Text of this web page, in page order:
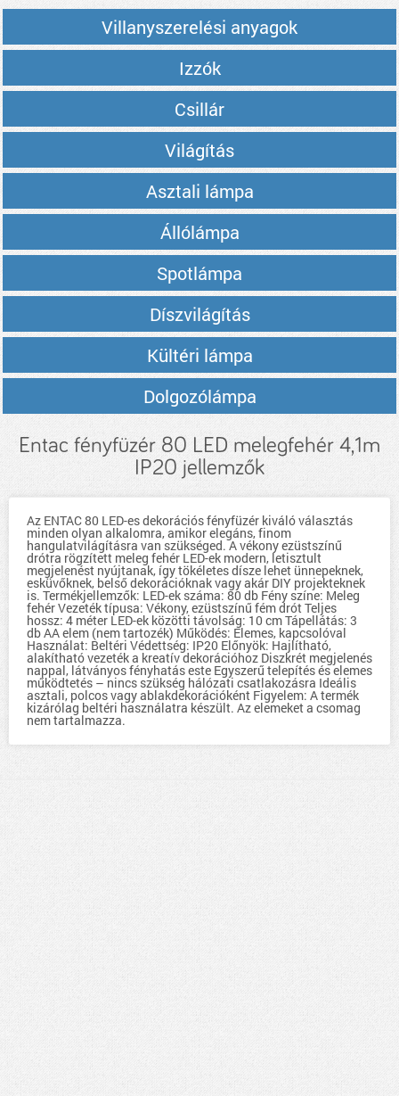
Villanyszerelési anyagok
Izzók
Csillár
Világítás
Asztali lámpa
Állólámpa
Spotlámpa
Díszvilágítás
Kültéri lámpa
Dolgozólámpa
Entac fényfüzér 80 LED melegfehér 4,1m
IP20 jellemzők
Az ENTAC 80 LED-es dekorációs fényfüzér kiváló választás
minden olyan alkalomra, amikor elegáns, finom
hangulatvilágításra van szükséged. A vékony ezüstszínű
drótra rögzített meleg fehér LED-ek modern, letisztult
megjelenést nyújtanak, így tökéletes dísze lehet ünnepeknek,
esküvőknek, belső dekorációknak vagy akár DIY projekteknek
is. Termékjellemzők: LED-ek száma: 80 db Fény színe: Meleg
fehér Vezeték típusa: Vékony, ezüstszínű fém drót Teljes
hossz: 4 méter LED-ek közötti távolság: 10 cm Tápellátás: 3
db AA elem (nem tartozék) Működés: Elemes, kapcsolóval
Használat: Beltéri Védettség: IP20 Előnyök: Hajlítható,
alakítható vezeték a kreatív dekorációhoz Diszkrét megjelenés
nappal, látványos fényhatás este Egyszerű telepítés és elemes
működtetés – nincs szükség hálózati csatlakozásra Ideális
asztali, polcos vagy ablakdekorációként Figyelem: A termék
kizárólag beltéri használatra készült. Az elemeket a csomag
nem tartalmazza.